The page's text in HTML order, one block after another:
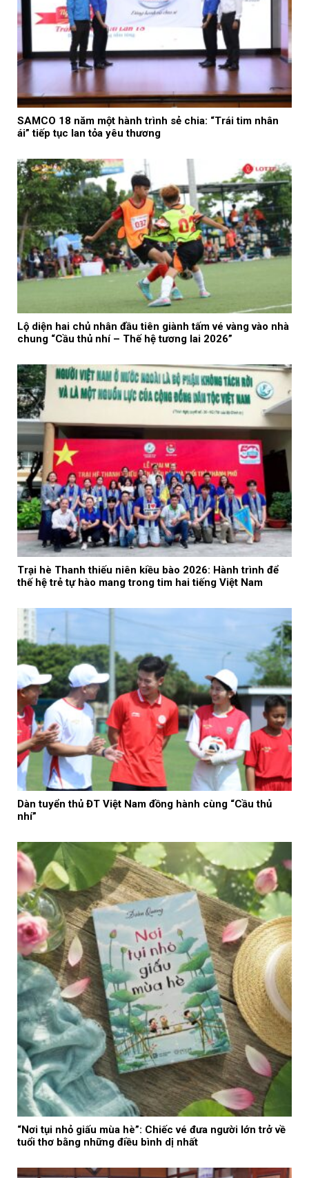
SAMCO 18 năm một hành trình sẻ chia: “Trái tim nhân
ái” tiếp tục lan tỏa yêu thương
Lộ diện hai chủ nhân đầu tiên giành tấm vé vàng vào nhà
chung “Cầu thủ nhí – Thế hệ tương lai 2026”
Trại hè Thanh thiếu niên kiều bào 2026: Hành trình để
thế hệ trẻ tự hào mang trong tim hai tiếng Việt Nam
Dàn tuyển thủ ĐT Việt Nam đồng hành cùng “Cầu thủ
nhí”
“Nơi tụi nhỏ giấu mùa hè”: Chiếc vé đưa người lớn trở về
tuổi thơ bằng những điều bình dị nhất